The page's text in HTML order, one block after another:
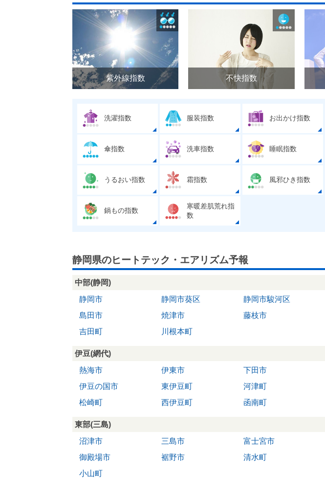
紫外線指数 不快指数
洗濯指数 服装指数 お出かけ指数
傘指数 洗車指数 睡眠指数
うるおい指数 霜指数 風邪ひき指数
鍋もの指数
寒暖差肌荒れ指
数
静岡県のヒートテック・エアリズム予報
中部(静岡)
静岡市
静岡市葵区 静岡市駿河区
島田市
焼津市 藤枝市
吉田町
川根本町
伊豆(網代)
熱海市
伊東市 下田市
伊豆の国市
東伊豆町 河津町
松崎町
西伊豆町 函南町
東部(三島)
沼津市
三島市 富士宮市
御殿場市
裾野市 清水町
小山町